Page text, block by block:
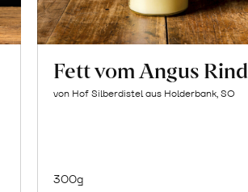
Fett vom Angus Rind
von Hof Silberdistel aus Holderbank, SO
300g